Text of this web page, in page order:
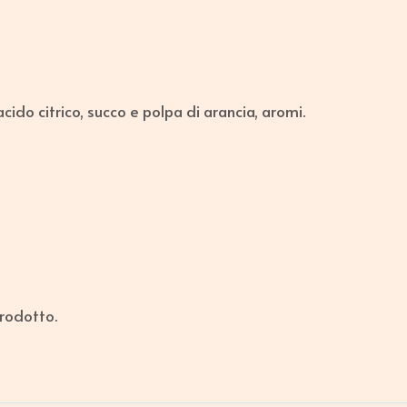
citrico, succo e polpa di arancia, aromi.